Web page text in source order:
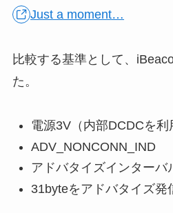
Just a moment…
比較する基準として、
た。
電源3V（内部DCDCを利
ADV_NONCONN_IND
アドバタイズインター
31byteをアドバタイズ発